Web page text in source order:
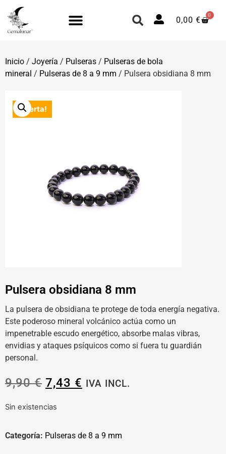
0,00 €
0
Inicio / Joyería / Pulseras / Pulseras de bola
mineral / Pulseras de 8 a 9 mm / Pulsera obsidiana 8 mm
¡Oferta!
Pulsera obsidiana 8 mm
La pulsera de obsidiana te protege de toda energía negativa.
Este poderoso mineral volcánico actúa como un
impenetrable escudo energético, absorbe malas vibras,
envidias y ataques psíquicos como si fuera tu guardián
personal.
9,90€ 7,43 € IVA INCL.
Sin existencias
Categoría: Pulseras de 8 a 9 mm